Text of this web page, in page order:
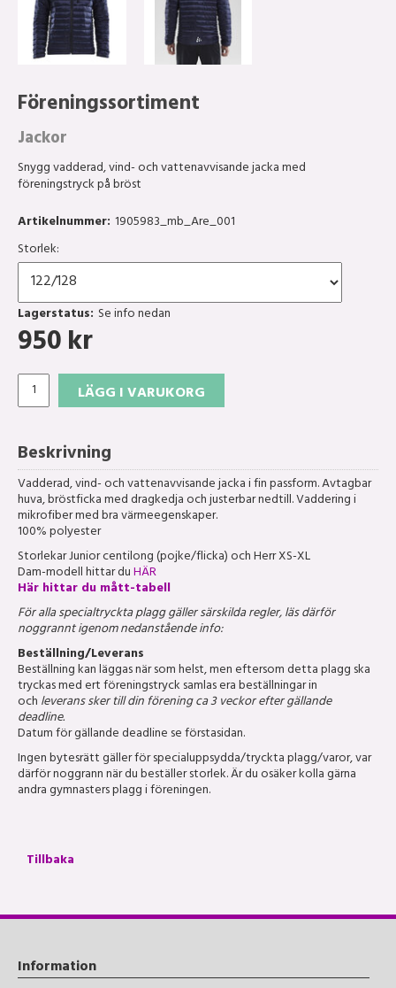
Föreningssortiment
Jackor
Snygg vadderad, vind- och vattenavvisande jacka med
föreningstryck på bröst
Artikelnummer: 1905983_mb_Are_001
Storlek:
Lagerstatus: Se info nedan
950kr
LÄGG I VARUKORG
Beskrivning
Vadderad, vind- och vattenavvisande jacka i fin passform. Avtagbar
huva, bröstficka med dragkedja och justerbar nedtill. Vaddering i
mikrofiber med bra värmeegenskaper.
100% polyester
Storlekar Junior centilong (pojke/flicka) och Herr XS-XL
Dam-modell hittar duHÄR
Här hittar du mått-tabell
För alla specialtryckta plagg gäller särskilda regler, läs därför
noggrannt igenom nedanstående info:
Beställning/Leverans
Beställning kan läggas när som helst, men eftersom detta plagg ska
tryckas med ert föreningstryck samlas era beställningar in
ochleverans sker till din förening ca 3 veckor efter gällande
deadline.
Datum för gällande deadline se förstasidan.
Ingen bytesrätt gäller för specialuppsydda/tryckta plagg/varor, var
därför noggrann när du beställer storlek. Är du osäker kolla gärna
andra gymnasters plagg i föreningen.
Tillbaka
Information